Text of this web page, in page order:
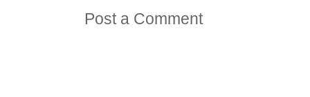
Post a Comment